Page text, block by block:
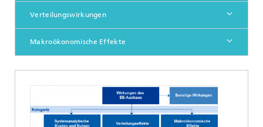
Verteilungswirkungen
Makroökonomische Effekte